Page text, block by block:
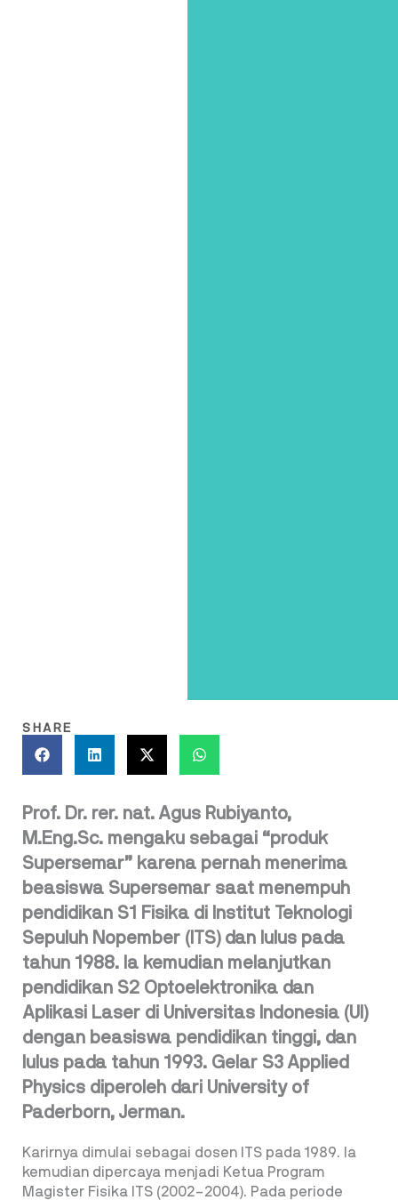
SHARE
Prof. Dr. rer. nat. Agus Rubiyanto,
M.Eng.Sc. mengaku sebagai “produk
Supersemar” karena pernah menerima
beasiswa Supersemar saat menempuh
pendidikan S1 Fisika di Institut Teknologi
Sepuluh Nopember (ITS) dan lulus pada
tahun 1988. Ia kemudian melanjutkan
pendidikan S2 Optoelektronika dan
Aplikasi Laser di Universitas Indonesia (UI)
dengan beasiswa pendidikan tinggi, dan
lulus pada tahun 1993. Gelar S3 Applied
Physics diperoleh dari University of
Paderborn, Jerman.
Karirnya dimulai sebagai dosen ITS pada 1989. Ia
kemudian dipercaya menjadi Ketua Program
Magister Fisika ITS (2002–2004). Pada periode